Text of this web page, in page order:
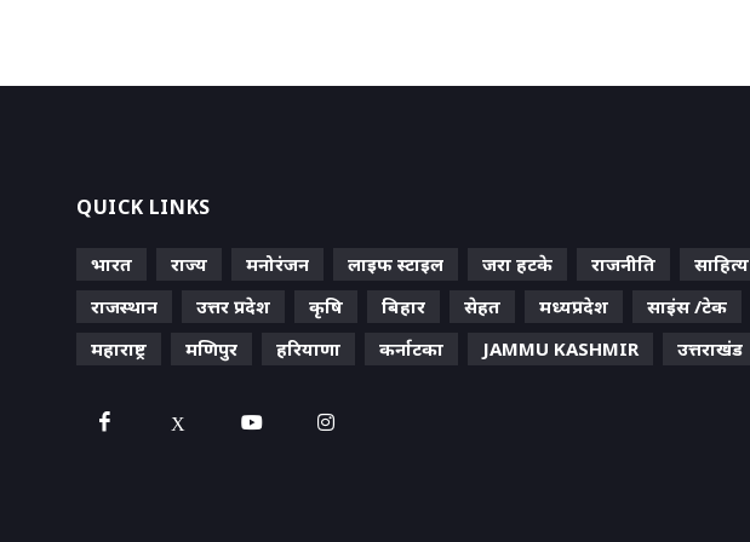
QUICK LINKS
भारत राज्य मनोरंजन लाइफ स्‍टाइल जरा हटके राजनीति साहित्य
राजस्थान
उत्तर प्रदेश कृषि बिहार सेहत मध्यप्रदेश साइंस /टेक
महाराष्ट्र
मणिपुर हरियाणा कर्नाटका JAMMU KASHMIR उत्तराखंड
X